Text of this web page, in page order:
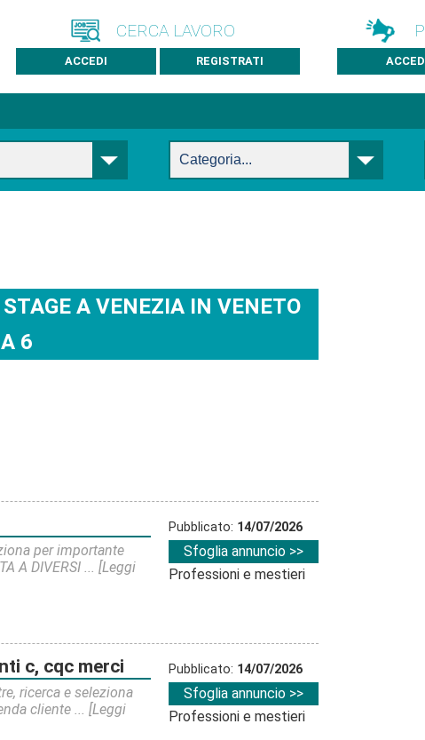
CERCA LAVORO
ACCEDI REGISTRATI
A VENEZIA IN VENETO
6
per importante
A DIVERSI ... [Leggi
Pubblicato: 14/07/2026
Sfoglia annuncio >>
Professioni e mestieri
c, cqc merci
ricerca e seleziona
cliente ... [Leggi
Pubblicato: 14/07/2026
Sfoglia annuncio >>
Professioni e mestieri